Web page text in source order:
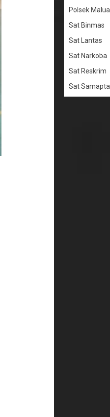
Polsek Malua
Sat Binmas
Sat Lantas
Sat Narkoba
Sat Reskrim
Sat Samapta